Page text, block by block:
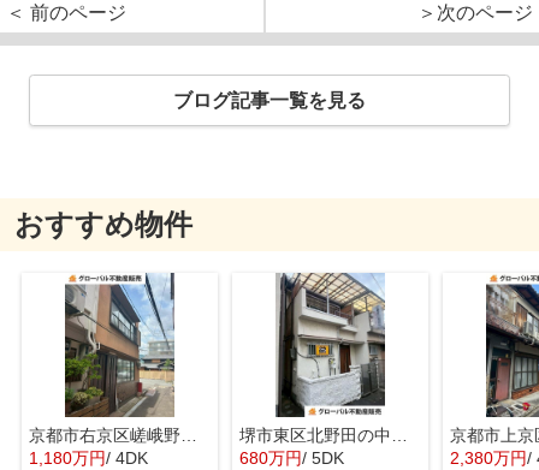
＜ 前のページ
＞次のページ
ブログ記事一覧を見る
おすすめ物件
京都市右京区嵯峨野宮ノ元町の中古一戸建
1,180万円/ 4DK
堺市東区北野田の中古一戸建
680万円/ 5DK 2,380万円/